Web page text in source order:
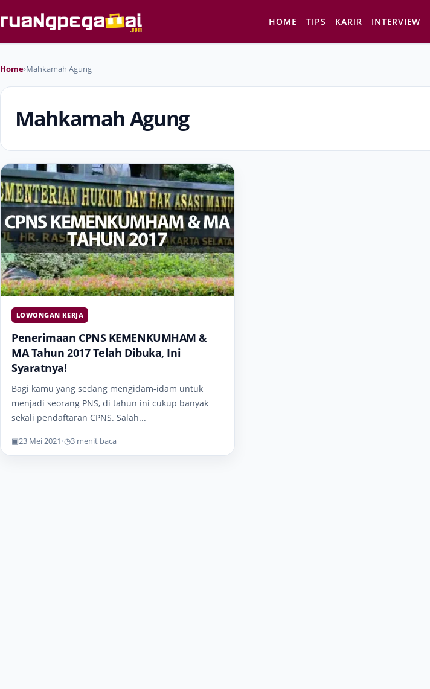
HOME TIPS KARIR INTERVIEW
Home›Mahkamah Agung
Mahkamah Agung
LOWONGAN KERJA
Penerimaan CPNS KEMENKUMHAM &
MA Tahun 2017 Telah Dibuka, Ini
Syaratnya!
Bagi kamu yang sedang mengidam-idam untuk
menjadi seorang PNS, di tahun ini cukup banyak
sekali pendaftaran CPNS. Salah...
▣23 Mei 2021•◷3 menit baca